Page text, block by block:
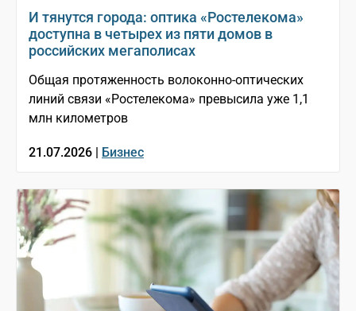
И тянутся города: оптика «Ростелекома»
доступна в четырех из пяти домов в
российских мегаполисах
Общая протяженность волоконно-оптических
линий связи «Ростелекома» превысила уже 1,1
млн километров
21.07.2026 | Бизнес